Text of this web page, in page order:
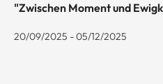
"Zwischen Moment und
20/09/2025 - 05/12/2025